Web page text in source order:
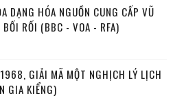
DẠNG HÓA NGUỒN CUNG CẤP VŨ
BỐI RỐI (BBC - VOA - RFA)
GIẢI MÃ MỘT NGHỊCH LÝ LỊCH
GIA KIỂNG)